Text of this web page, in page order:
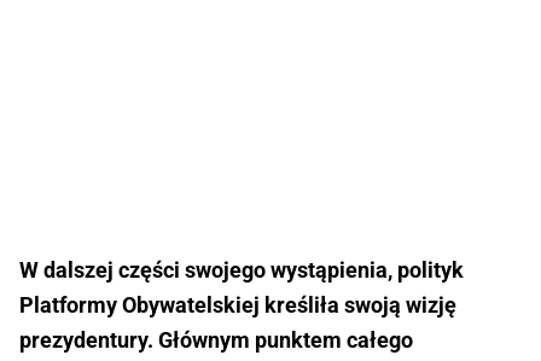
W dalszej części swojego wystąpienia, polityk
Platformy Obywatelskiej kreśliła swoją wizję
prezydentury. Głównym punktem całego